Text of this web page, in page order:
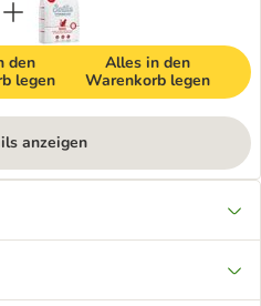
den
legen
Alles in den
Warenkorb legen
anzeigen